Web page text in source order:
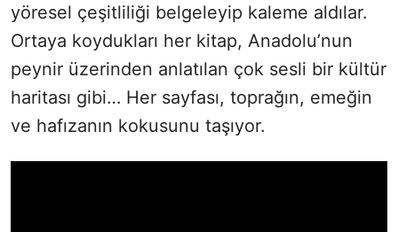
yöresel çeşitliliği belgeleyip kaleme aldılar.
Ortaya koydukları her kitap, Anadolu’nun
peynir üzerinden anlatılan çok sesli bir kültür
haritası gibi… Her sayfası, toprağın, emeğin
ve hafızanın kokusunu taşıyor.